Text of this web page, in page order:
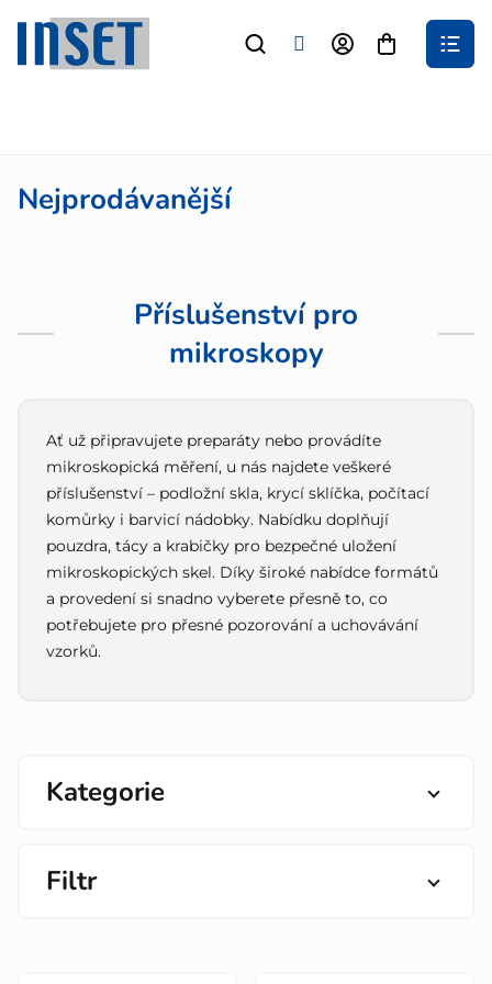
obsah
Nákupní
Příslušenství pro
mikroskopy
Ať už připravujete preparáty nebo provádíte
mikroskopická měření, u nás najdete veškeré
příslušenství – podložní skla, krycí sklíčka, počítací
komůrky i barvicí nádobky. Nabídku doplňují
pouzdra, tácy a krabičky pro bezpečné uložení
mikroskopických skel. Díky široké nabídce formátů
a provedení si snadno vyberete přesně to, co
potřebujete pro přesné pozorování a uchovávání
vzorků.
Kategorie
Filtr
Nejprodávanější